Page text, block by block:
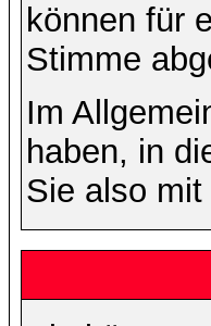
können für
Stimme
Im
haben, in
Sie also mit